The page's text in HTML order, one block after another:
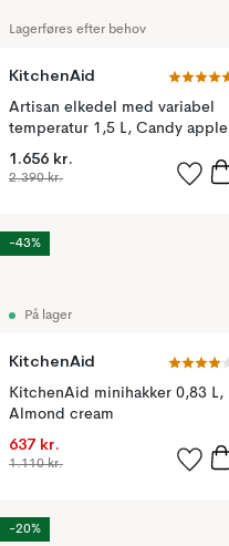
Lagerføres efter behov
KitchenAid
Artisan elkedel med variabel
temperatur 1,5 L, Candy apple
1.656 kr.
2.390 kr.
På lager
KitchenAid
KitchenAid minihakker 0,83 L,
Almond cream
637 kr.
1.110 kr.
-43%
-20%